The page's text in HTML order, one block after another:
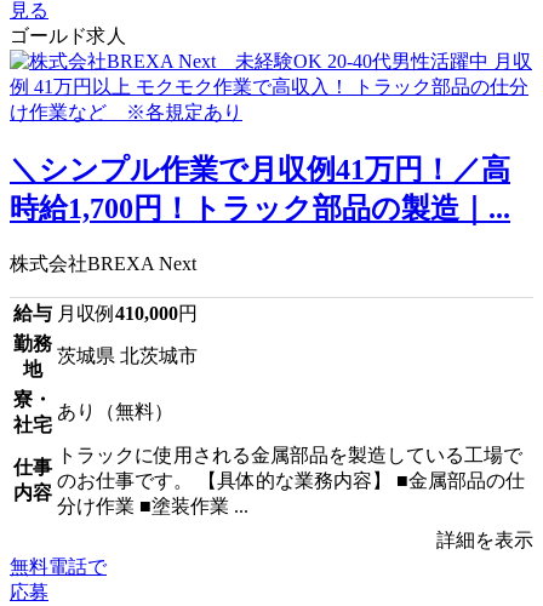
見る
ゴールド求人
＼シンプル作業で月収例41万円！／高
時給1,700円！トラック部品の製造｜...
株式会社BREXA Next
給与 月収例 410,000円
勤務
地
茨城県 北茨城市
寮・
社宅
あり（無料）
仕事
内容
トラックに使用される金属部品を製造している工場で
のお仕事です。 【具体的な業務内容】 ■金属部品の仕
分け作業 ■塗装作業 ...
詳細を表示
無料電話で
応募